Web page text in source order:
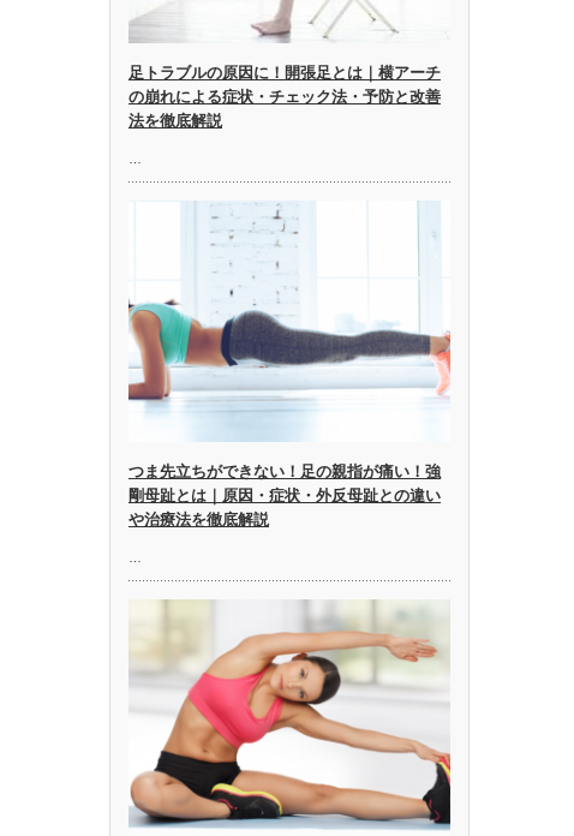
足トラブルの原因に！開張足とは｜横アーチ
の崩れによる症状・チェック法・予防と改善
法を徹底解説
つま先立ちができない！足の親指が痛い！強
剛母趾とは｜原因・症状・外反母趾との違い
や治療法を徹底解説